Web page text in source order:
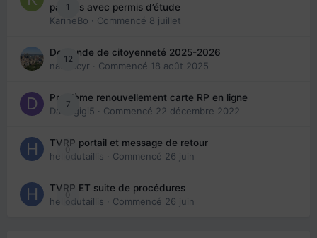
1
parents avec permis d’étude
KarineBo · Commencé 8 juillet
12
Demande de citoyenneté 2025-2026
nanancyr · Commencé 18 août 2025
7
Problème renouvellement carte RP en ligne
Davidgigi5 · Commencé 22 décembre 2022
0
TVRP portail et message de retour
hellodutaillis · Commencé 26 juin
0
TVRP ET suite de procédures
hellodutaillis · Commencé 26 juin